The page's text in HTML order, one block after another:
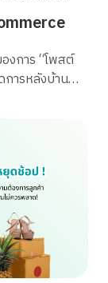
ยนแปลงสต๊อก
องใช้ต่าง ๆ
สินค้าที่อยู่ใน
กง่ายขึ้น และ
น์ของการหยิบ
งการ “โพสต์
ารหลังบ้าน
สนระหว่าง
ว่า
ไหนที่จะช่วย
ามนี้
มรภูมิ E-
ารเลือกโมเดล
ทำให้ธุรกิจ
องเลือก
รือการลด
บมือและเลือก